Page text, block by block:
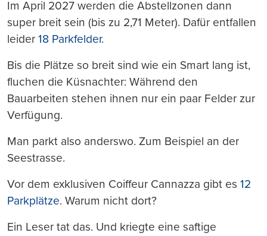
Im April 2027 werden die Abstellzonen dann
super breit sein (bis zu 2,71 Meter). Dafür entfallen
leider 18 Parkfelder.
Bis die Plätze so breit sind wie ein Smart lang ist,
fluchen die Küsnachter: Während den
Bauarbeiten stehen ihnen nur ein paar Felder zur
Verfügung.
Man parkt also anderswo. Zum Beispiel an der
Seestrasse.
Vor dem exklusiven Coiffeur Cannazza gibt es 12
Parkplätze. Warum nicht dort?
Ein Leser tat das. Und kriegte eine saftige